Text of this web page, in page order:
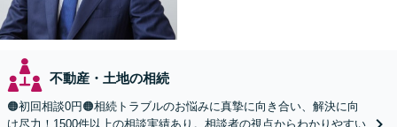
不動産・土地の相続
🟠初回相談0円🟠相続トラブルのお悩みに真摯に向き合い、解決に向
け尽力！1500件以上の相談実績あり。相談者の視点からわかりやすい